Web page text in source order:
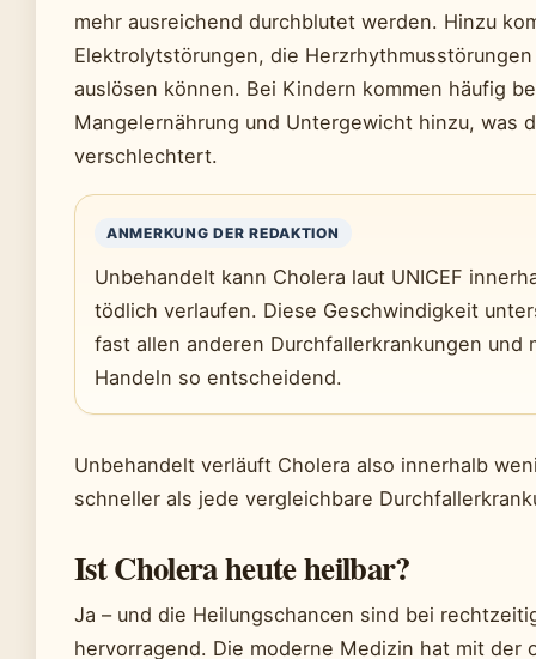
mehr ausreichend durchblutet werden. Hinzu
Elektrolytstörungen, die
auslösen können. Bei Kindern kommen häufig
Mangelernährung und Untergewicht hinzu, was
verschlechtert.
ANMERKUNG DER REDAKTION
Unbehandelt kann Cholera laut UNICEF
tödlich verlaufen. Diese Geschwindigkeit
fast allen anderen Durchfallerkrankungen und
Handeln so entscheidend.
Unbehandelt verläuft Cholera also innerhalb
schneller als jede vergleichbare
Ist Cholera heute heilbar?
Ja – und die Heilungschancen sind bei
hervorragend. Die moderne Medizin hat mit der